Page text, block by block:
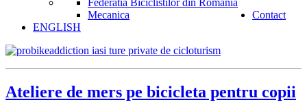
Federatia Biciclistilor din Romania
Mecanica
Contact
ENGLISH
Ateliere de mers pe bicicleta pentru copii